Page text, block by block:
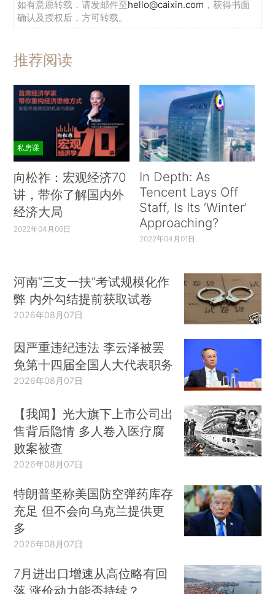
如有意愿转载，请发邮件至hello@caixin.com ，获得书面
确认及授权后，方可转载。
推荐阅读
私房课
向松祚：宏观经济70
讲，带你了解国内外
经济大局
2022年04月06日
In Depth: As
Tencent Lays Off
Staff, Is Its ‘Winter’
Approaching?
2022年04月01日
河南“三支一扶”考试规模化作
弊 内外勾结提前获取试卷
2026年08月07日
因严重违纪违法 李云泽被罢
免第十四届全国人大代表职务
2026年08月07日
【我闻】光大旗下上市公司出
售背后隐情 多人卷入医疗腐
败案被查
2026年08月07日
特朗普坚称美国防空弹药库存
充足 但不会向乌克兰提供更
多
2026年08月07日
7月进出口增速从高位略有回
落 涨价动力能否持续？